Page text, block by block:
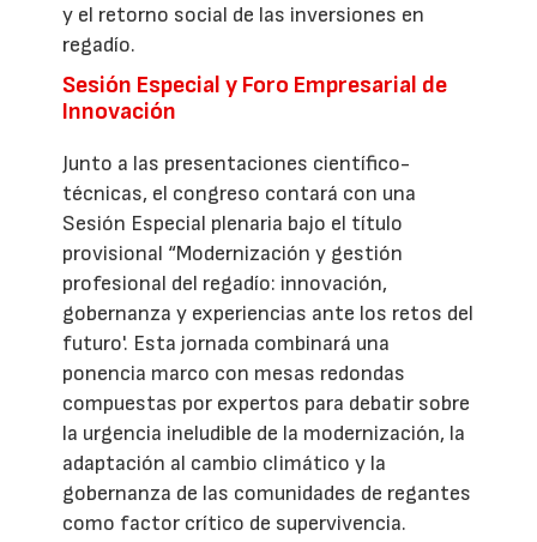
y el retorno social de las inversiones en
regadío.
Sesión Especial y Foro Empresarial de
Innovación
Junto a las presentaciones científico-
técnicas, el congreso contará con una
Sesión Especial plenaria bajo el título
provisional “Modernización y gestión
profesional del regadío: innovación,
gobernanza y experiencias ante los retos del
futuro'. Esta jornada combinará una
ponencia marco con mesas redondas
compuestas por expertos para debatir sobre
la urgencia ineludible de la modernización, la
adaptación al cambio climático y la
gobernanza de las comunidades de regantes
como factor crítico de supervivencia.